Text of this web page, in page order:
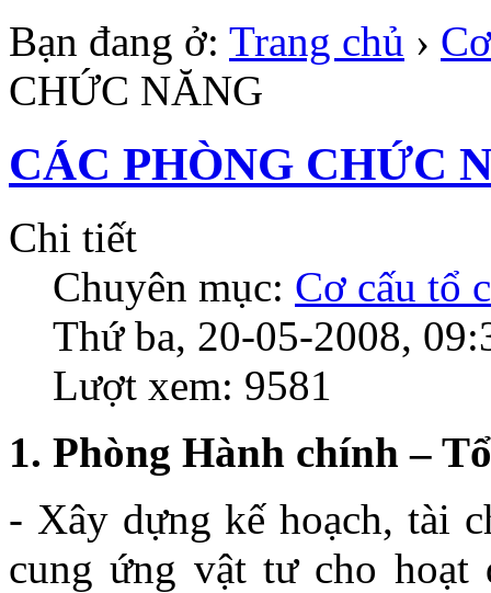
Bạn đang ở: Trang chủ ›
CHỨC NĂNG
CÁC PHÒNG CHỨC
Chi tiết
Chuyên mục: Cơ cấu tổ
Thứ ba, 20-05-2008,
Lượt xem: 9581
1. Phòng Hành chính –
- Xây dựng kế hoạch, tài
cung ứng vật tư cho hoạt